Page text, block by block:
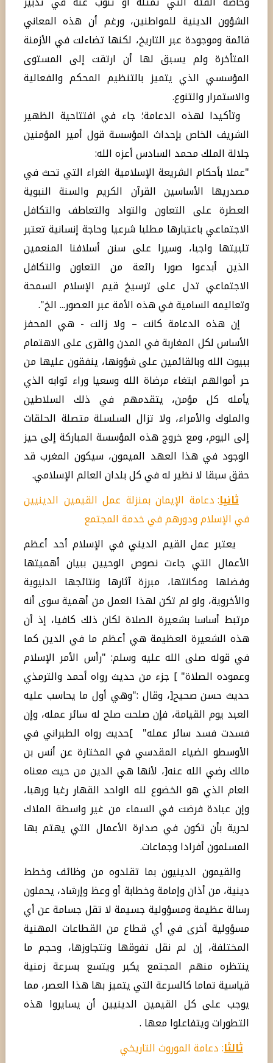
الشؤون الدينية للمواطنين، ورغم أن هذه المعاني
قائمة وموجودة عبر التاريخ، لكنها تضاءلت في الأزمنة
المتأخرة ولم يسبق لها أن ارتقت إلى المستوى
المؤسسي الذي يتميز بالتنظيم المحكم والفعالية
والاستمرار والتنوع.
وتأكيدا لهذه الدعامة؛ جاء في افتتاحية الظهير
الشريف الخاص بإحداث المؤسسة قول أمير المؤمنين
جلالة الملك محمد السادس أعزه الله:
"عملا بأحكام الشريعة الإسلامية الغراء التي تحث في
مصدريها الأساسين القرآن الكريم والسنة النبوية
العطرة على التعاون والتواد والتعاطف والتكافل
الاجتماعي باعتبارها مطلبا شرعيا وحاجة إنسانية تعتبر
تلبيتها واجبا، وسيرا على سنن أسلافنا المنعمين
الذين أبدعوا صورا رائعة من التعاون والتكافل
الاجتماعي تدل على ترسيخ قيم الإسلام السمحة
وتعاليمه السامية في هذه الأمة عبر العصور... الخ".
إن هذه الدعامة كانت – ولا زالت - هي المحفز
الأساس لكل المغاربة في المدن والقرى على الاهتمام
ببيوت الله وبالقائمين على شؤونها، ينفقون عليها من
حر أموالهم ابتغاء مرضاة الله وسعيا وراء ثوابه الذي
يأمله كل مؤمن، يتقدمهم في ذلك السلاطين
والملوك والأمراء، ولا تزال السلسلة متصلة الحلقات
إلى اليوم، ومع خروج هذه المؤسسة المباركة إلى حيز
الوجود في هذا العهد الميمون، سيكون المغرب قد
حقق سبقا لا نظير له في كل بلدان العالم الإسلامي.
ثانيا: دعامة الإيمان بمنزلة عمل القيمين الدينيين
في الإسلام ودورهم في خدمة المجتمع
يعتبر عمل القيم الديني في الإسلام أحد أعظم
الأعمال التي جاءت نصوص الوحيين ببيان أهميتها
وفضلها ومكانتها، مبرزة آثارها ونتائجها الدنيوية
والأخروية، ولو لم تكن لهذا العمل من أهمية سوى أنه
مرتبط أساسا بشعيرة الصلاة لكان ذلك كافيا، إذ أن
هذه الشعيرة العظيمة هي أعظم ما في الدين كما
في قوله صلى الله عليه وسلم: "رأس الأمر الإسلام
وعموده الصلاة" ] جزء من حديث رواه أحمد والترمذي
حديث حسن صحيح[، وقال :"وهي أول ما يحاسب عليه
العبد يوم القيامة، فإن صلحت صلح له سائر عمله، وإن
فسدت فسد سائر عمله" ]حديث رواه الطبراني في
الأوسطو الضياء المقدسي في المختارة عن أنس بن
مالك رضي الله عنه[، لأنها هي الدين من حيث معناه
العام الذي هو الخضوع لله الواحد القهار رغبا ورهبا،
وإن عبادة فرضت في السماء من غير واسطة الملاك
لحرية بأن تكون في صدارة الأعمال التي يهتم بها
المسلمون أفرادا وجماعات.
والقيمون الدينيون بما تقلدوه من وظائف وخطط
دينية، من أذان وإمامة وخطابة أو وعظ وإرشاد، يحملون
رسالة عظيمة ومسؤولية جسيمة لا تقل جسامة عن أي
مسؤولية أخرى في أي قطاع من القطاعات المهنية
المختلفة، إن لم نقل تفوقها وتتجاوزها، وحجم ما
ينتظره منهم المجتمع يكبر ويتسع بسرعة زمنية
قياسية تماما كالسرعة التي يتميز بها هذا العصر، مما
يوجب على كل القيمين الدينيين أن يسايروا هذه
التطورات ويتفاعلوا معها .
ثالثا: دعامة الموروث التاريخي